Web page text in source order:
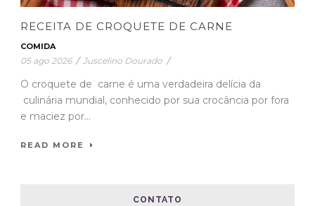
RECEITA DE CROQUETE DE CARNE
COMIDA
05 ago 2026 / Juscelino Dourado /
O croquete de carne é uma verdadeira delícia da
culinária mundial, conhecido por sua crocância por fora
e maciez por...
READ MORE
CONTATO